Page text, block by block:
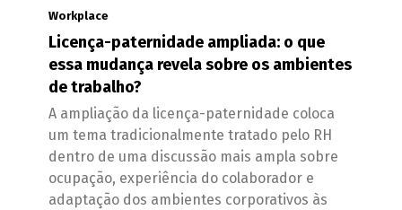
Workplace
Licença-paternidade ampliada: o que
essa mudança revela sobre os ambientes
de trabalho?
A ampliação da licença-paternidade coloca
um tema tradicionalmente tratado pelo RH
dentro de uma discussão mais ampla sobre
ocupação, experiência do colaborador e
adaptação dos ambientes corporativos às